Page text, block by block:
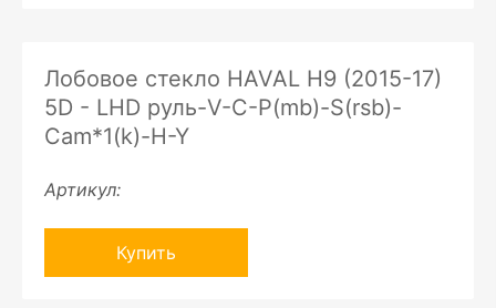
Лобовое стекло HAVAL H9 (2015-17)
5D - LHD руль-V-C-P(mb)-S(rsb)-
Cam*1(k)-H-Y
Артикул:
Купить